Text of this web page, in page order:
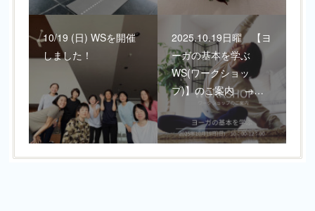
10/19 (日) WSを開催
しました！
2025.10.19日曜 【ヨ
ーガの基本を学ぶ
WS(ワークショッ
プ)】のご案内 →…